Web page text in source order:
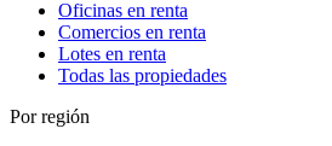
Oficinas en renta
Comercios en renta
Lotes en renta
Todas las propiedades
Por región